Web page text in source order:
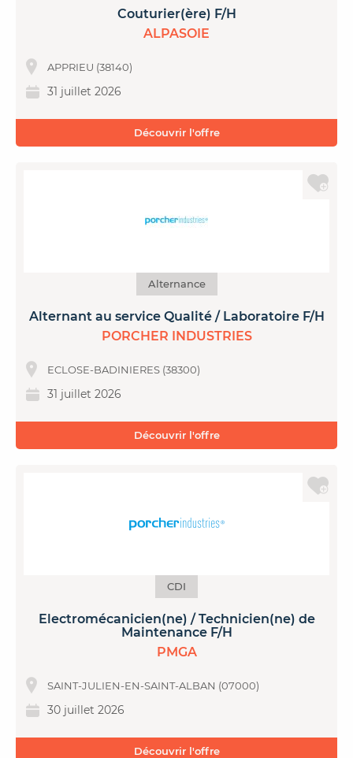
Couturier(ère) F/H
ALPASOIE
APPRIEU (38140)
31 juillet 2026
Découvrir l'offre
Alternance
Alternant au service Qualité / Laboratoire F/H
PORCHER INDUSTRIES
ECLOSE-BADINIERES (38300)
31 juillet 2026
Découvrir l'offre
CDI
Electromécanicien(ne) / Technicien(ne) de
Maintenance F/H
PMGA
SAINT-JULIEN-EN-SAINT-ALBAN (07000)
30 juillet 2026
Découvrir l'offre